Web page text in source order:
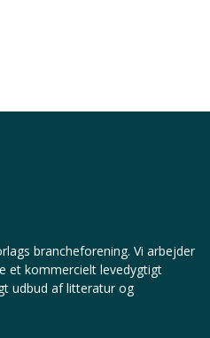
brancheforening. Vi arbejder
et kommercielt levedygtigt
udbud af litteratur og